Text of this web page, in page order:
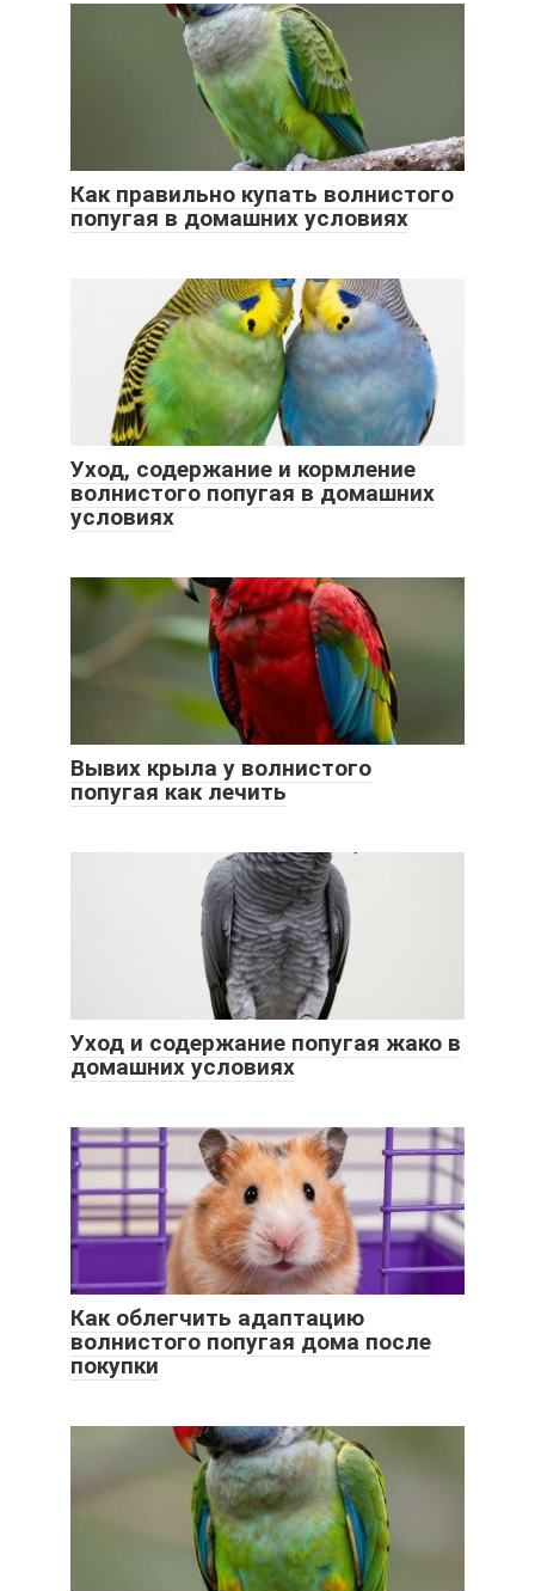
Как правильно купать волнистого
попугая в домашних условиях
Уход, содержание и кормление
волнистого попугая в домашних
условиях
Вывих крыла у волнистого
попугая как лечить
Уход и содержание попугая жако в
домашних условиях
Как облегчить адаптацию
волнистого попугая дома после
покупки